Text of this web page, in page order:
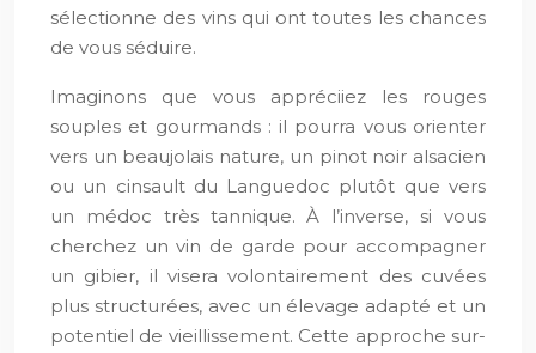
sélectionne des vins qui ont toutes les chances
de vous séduire.
Imaginons que vous appréciiez les rouges
souples et gourmands : il pourra vous orienter
vers un beaujolais nature, un pinot noir alsacien
ou un cinsault du Languedoc plutôt que vers
un médoc très tannique. À l’inverse, si vous
cherchez un vin de garde pour accompagner
un gibier, il visera volontairement des cuvées
plus structurées, avec un élevage adapté et un
potentiel de vieillissement. Cette approche sur-